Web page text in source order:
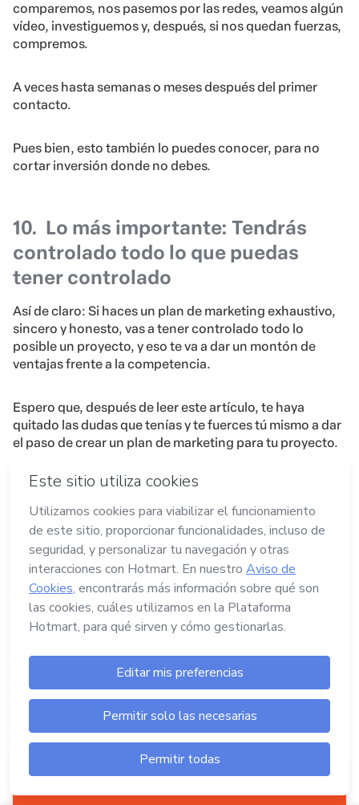
comparemos, nos pasemos por las redes, veamos algún
vídeo, investiguemos y, después, si nos quedan fuerzas,
compremos.
A veces hasta semanas o meses después del primer
contacto.
Pues bien, esto también lo puedes conocer, para no
cortar inversión donde no debes.
10. Lo más importante: Tendrás
controlado todo lo que puedas
tener controlado
Así de claro: Si haces un plan de marketing exhaustivo,
sincero y honesto, vas a tener controlado todo lo
posible un proyecto, y eso te va a dar un montón de
ventajas frente a la competencia.
Espero que, después de leer este artículo, te haya
quitado las dudas que tenías y te fuerces tú mismo a dar
el paso de crear un plan de marketing para tu proyecto.
Antes de terminar me gustaría ponerte deberes: Déjame
un comentario ahora mismo y dime cuál de los 30
consejos te ha parecido el mejor.
Prometo responderte.
Este post fue escrito porSergio Ramírez
López.Especialista en Estrategia de Negocio Digital
general y artes marciales en particular y bastante freak
de la música cañerita.
sin invertir.
Crear tu producto digital es tan fácil como
hacer...clic aquí